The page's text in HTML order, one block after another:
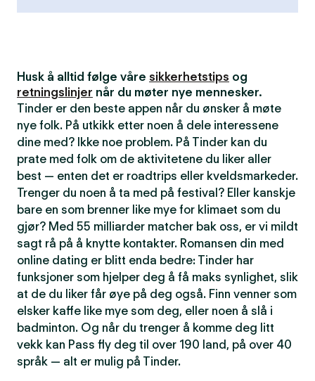
Husk å alltid følge våre sikkerhetstips og
retningslinjer når du møter nye mennesker.
Tinder er den beste appen når du ønsker å møte
nye folk. På utkikk etter noen å dele interessene
dine med? Ikke noe problem. På Tinder kan du
prate med folk om de aktivitetene du liker aller
best — enten det er roadtrips eller kveldsmarkeder.
Trenger du noen å ta med på festival? Eller kanskje
bare en som brenner like mye for klimaet som du
gjør? Med 55 milliarder matcher bak oss, er vi mildt
sagt rå på å knytte kontakter. Romansen din med
online dating er blitt enda bedre: Tinder har
funksjoner som hjelper deg å få maks synlighet, slik
at de du liker får øye på deg også. Finn venner som
elsker kaffe like mye som deg, eller noen å slå i
badminton. Og når du trenger å komme deg litt
vekk kan Pass fly deg til over 190 land, på over 40
språk — alt er mulig på Tinder.